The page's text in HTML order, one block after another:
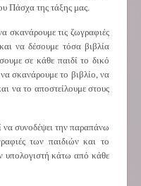
Πάσχα της τάξης μας.
σκανάρουμε τις ζωγραφιές
να δέσουμε τόσα βιβλία
σε κάθε παιδί το δικό
σκανάρουμε το βιβλίο, να
να το αποστείλουμε στους
συνοδέψει την παραπάνω
των παιδιών και το
υπολογιστή κάτω από κάθε